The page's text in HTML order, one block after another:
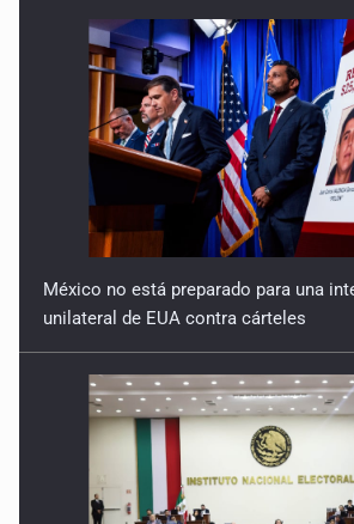
México no está preparado para una
unilateral de EUA contra cárteles